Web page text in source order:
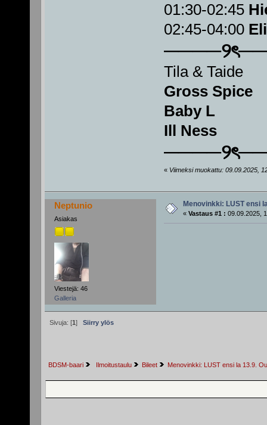
01:30-02:45
02:45-04:00
Tila & Taide
Gross Spice
Baby L
Ill Ness
« Viimeksi muokattu: 09.09.2025,
Neptunio
Asiakas
Viestejä: 46
Galleria
Menovinkki: LUST ensi
« Vastaus #1 : 09.09.2025,
Sivuja: [1] Siirry ylös
BDSM-baari Ilmoitustaulu Bileet Menovinkki: LUST ensi la 13.9.